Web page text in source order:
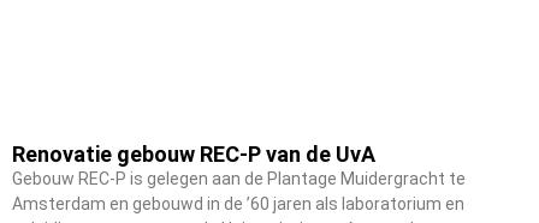
Renovatie gebouw REC-P van de UvA
Gebouw REC-P is gelegen aan de Plantage Muidergracht te
Amsterdam en gebouwd in de ’60 jaren als laboratorium en